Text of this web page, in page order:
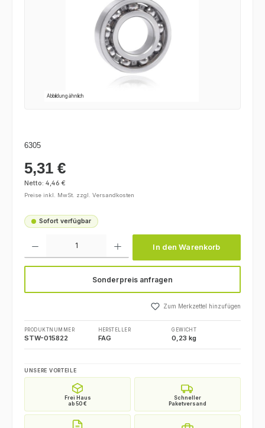
Abbildung ähnlich
6305
Regulärer Preis:
5,31 €
Netto: 4,46 €
Preise inkl. MwSt. zzgl. Versandkosten
Sofort verfügbar
In den Warenkorb
Sonderpreis anfragen
Zum Merkzettel hinzufügen
PRODUKTNUMMER
STW-015822
HERSTELLER
FAG
GEWICHT
0,23 kg
UNSERE VORTEILE